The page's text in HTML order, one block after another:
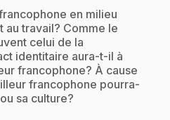
en milieu
travail? Comme le
celui de la
identitaire aura-t-il à
francophone? À cause
francophone pourra-
sa culture?